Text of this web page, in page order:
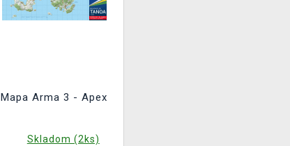
Mapa Arma 3 - Apex
Skladom (2ks)